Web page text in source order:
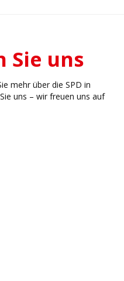
Sie uns
mehr über die SPD in
uns – wir freuen uns auf